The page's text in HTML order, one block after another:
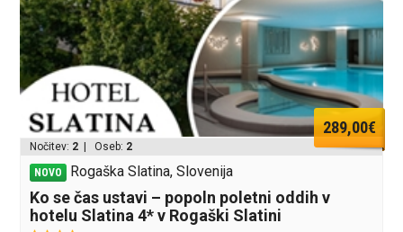
289,00€
Nočitev: 2 | Oseb: 2
NOVO Rogaška Slatina, Slovenija
Ko se čas ustavi – popoln poletni oddih v
hotelu Slatina 4* v Rogaški Slatini